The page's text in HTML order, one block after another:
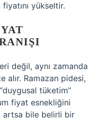
yükseltir.
değil, aynı zamanda
alır. Ramazan pidesi,
tüketim”
fiyat esnekliğini
artsa bile belirli bir